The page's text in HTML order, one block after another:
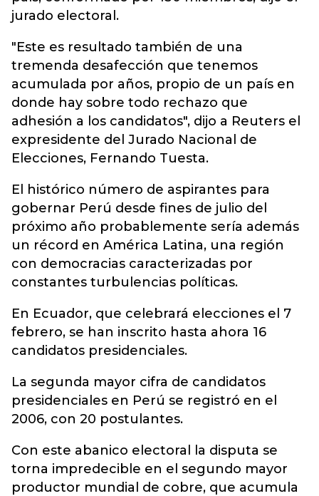
jurado electoral.
"Este es resultado también de una
tremenda desafección que tenemos
acumulada por años, propio de un país en
donde hay sobre todo rechazo que
adhesión a los candidatos", dijo a Reuters el
expresidente del Jurado Nacional de
Elecciones, Fernando Tuesta.
El histórico número de aspirantes para
gobernar Perú desde fines de julio del
próximo año probablemente sería además
un récord en América Latina, una región
con democracias caracterizadas por
constantes turbulencias políticas.
En Ecuador, que celebrará elecciones el 7
febrero, se han inscrito hasta ahora 16
candidatos presidenciales.
La segunda mayor cifra de candidatos
presidenciales en Perú se registró en el
2006, con 20 postulantes.
Con este abanico electoral la disputa se
torna impredecible en el segundo mayor
productor mundial de cobre, que acumula